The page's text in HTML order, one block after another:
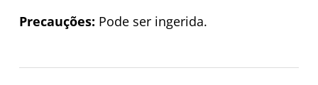
Precauções: Pode ser ingerida.